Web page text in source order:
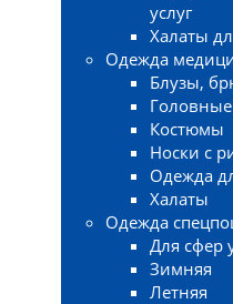
услуг
Халаты
Одежда
Блузы,
Костюмы
Носки с
Одежда
Халаты
Одежда
Для сфер
Зимняя
Летняя